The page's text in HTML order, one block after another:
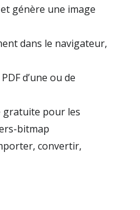
génère une image
dans le navigateur,
d’une ou de
gratuite pour les
bitmap
convertir,